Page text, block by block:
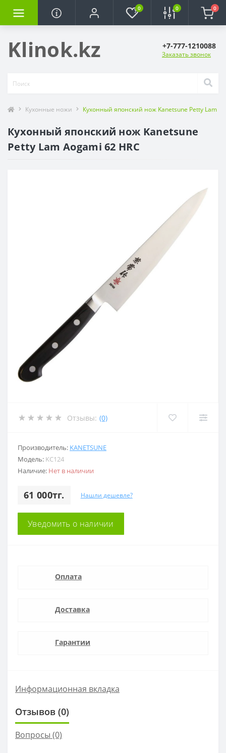
0 0 0
Klinok.kz +7-777-1210088
Заказать звонок
Кухонные ножи Кухонный японский нож Kanetsune Petty Lam
Кухонный японский нож Kanetsune
Petty Lam Aogami 62 HRC
Отзывы: (0)
Производитель: KANETSUNE
Модель: KC124
Наличие: Нет в наличии
61 000тг. Нашли дешевле?
Уведомить о наличии
Оплата
Доставка
Гарантии
Информационная вкладка
Отзывов (0)
Вопросы (0)